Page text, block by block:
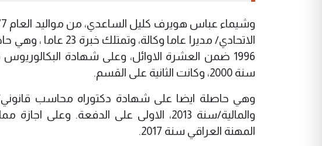
الاتحادي/ مديرا
1996 ضمن العشرة الاوائل، وعلى شهادة
سنة 2000، وكانت الثانية على القسم.
وهي حاصلة ايضا على شهادة دكتوراه محاسب قانوني/
والمالية/سنة 2013، الاولى على الدفعة.
المهنة العراقي سنة 2017.